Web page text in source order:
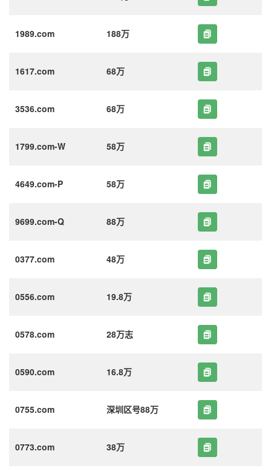
1989.com 188万
1617.com 68万
3536.com 68万
1799.com-W 58万
4649.com-P 58万
9699.com-Q 88万
0377.com 48万
0556.com 19.8万
0578.com 28万志
0590.com 16.8万
0755.com 深圳区号88万
0773.com 38万